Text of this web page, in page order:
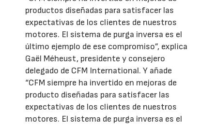
productos diseñadas para satisfacer las
expectativas de los clientes de nuestros
motores. El sistema de purga inversa es el
último ejemplo de ese compromiso”, explica
Gaël Méheust, presidente y consejero
delegado de CFM International. Y añade
“CFM siempre ha invertido en mejoras de
producto diseñadas para satisfacer las
expectativas de los clientes de nuestros
motores. El sistema de purga inversa es el